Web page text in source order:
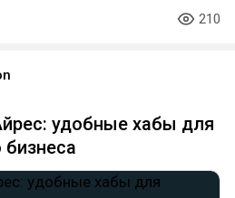
210
удобные хабы для
бизнеса